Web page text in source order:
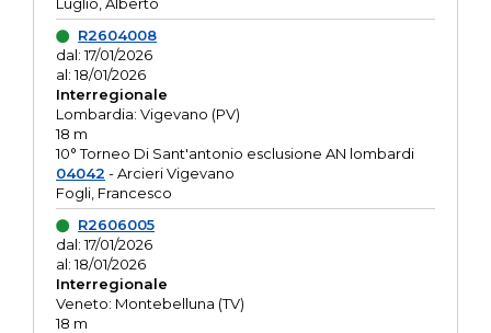
R2604008
dal: 17/01/2026
al: 18/01/2026
Interregionale
Lombardia: Vigevano (PV)
18 m
10° Torneo Di Sant'antonio esclusione AN lombardi
04042 - Arcieri Vigevano
Fogli, Francesco
R2606005
dal: 17/01/2026
al: 18/01/2026
Interregionale
Veneto: Montebelluna (TV)
18 m